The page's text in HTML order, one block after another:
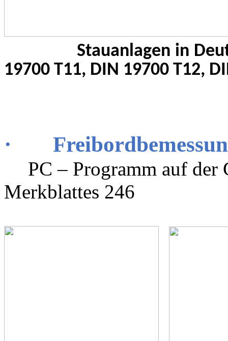
Stauanlagen in
19700 T11, DIN 19700 T12,
·
PC – Programm auf
Merkblattes 246